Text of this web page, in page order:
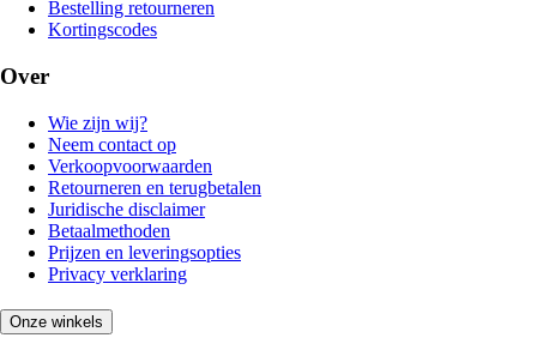
Bestelling retourneren
Kortingscodes
Over
Wie zijn wij?
Neem contact op
Verkoopvoorwaarden
Retourneren en terugbetalen
Juridische disclaimer
Betaalmethoden
Prijzen en leveringsopties
Privacy verklaring
Onze winkels